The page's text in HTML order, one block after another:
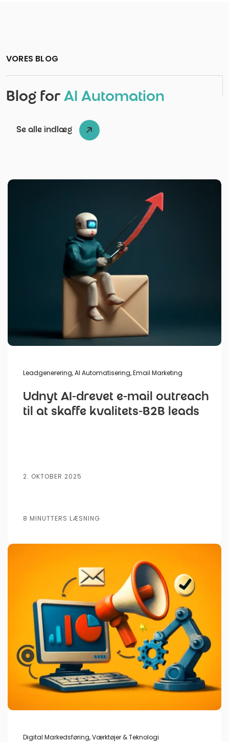
VORES BLOG
Blog for AI Automation
Se alle indlæg
Leadgenerering,AI Automatisering,Email Marketing
Udnyt AI-drevet e-mail outreach
til at skaffe kvalitets-B2B leads
2. OKTOBER 2025
8 MINUTTERS LÆSNING
Digital Markedsføring,Værktøjer & Teknologi